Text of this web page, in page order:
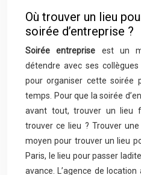
Où trouver un lieu
soirée d’entreprise ?
Soirée entreprise est un
détendre avec ses
pour organiser cette soirée
temps. Pour que la soirée
avant tout, trouver un lieu
trouver ce lieu ? Trouver
moyen pour trouver un lieu
Paris, le lieu pour passer
avance. L’agence de